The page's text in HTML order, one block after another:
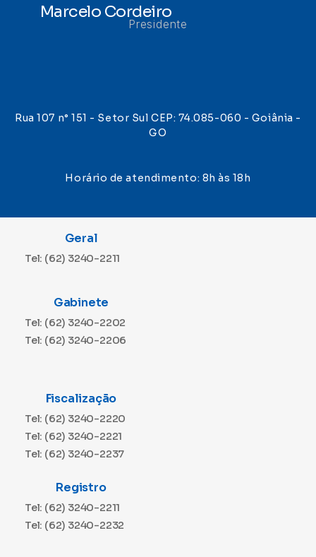
Marcelo Cordeiro
Presidente
Rua 107 n° 151 - Setor Sul CEP: 74.085-060 - Goiânia -
GO
Horário de atendimento: 8h às 18h
Geral
Tel: (62) 3240-2211
Gabinete
Tel: (62) 3240-2202
Tel: (62) 3240-2206
Fiscalização
Tel: (62) 3240-2220
Tel: (62) 3240-2221
Tel: (62) 3240-2237
Registro
Tel: (62) 3240-2211
Tel: (62) 3240-2232